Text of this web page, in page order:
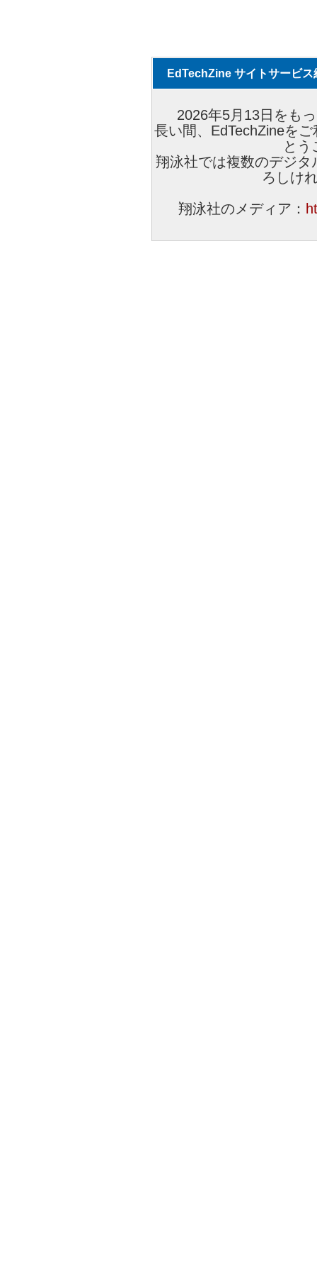
EdTechZine サイトサービス
2026年5月13日をも
長い間、EdTechZineを
とう
翔泳社では複数のデジ
ろしけ
翔泳社のメディア：